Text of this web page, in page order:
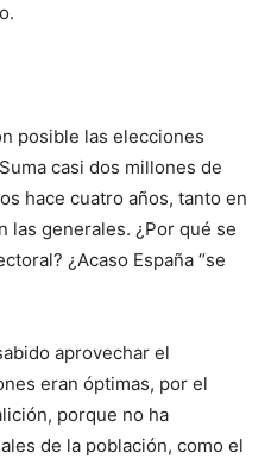
posible las elecciones
casi dos millones de
hace cuatro años, tanto en
las generales. ¿Por qué se
¿Acaso España “se
aprovechar el
eran óptimas, por el
porque no ha
de la población, como el